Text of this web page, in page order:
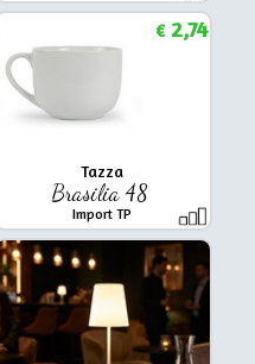
Tazza
Brasilia 48
Import TP
€2,74